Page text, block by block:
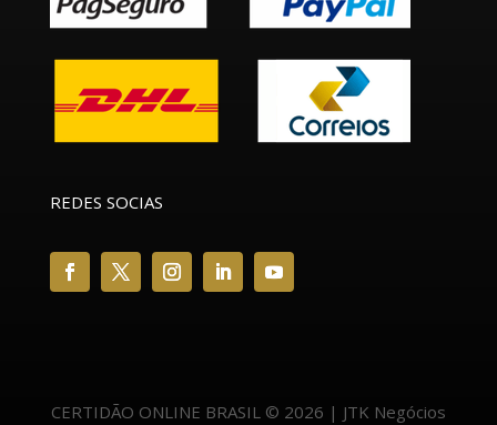
REDES SOCIAS
CERTIDÃO ONLINE BRASIL © 2026 | JTK Negócios